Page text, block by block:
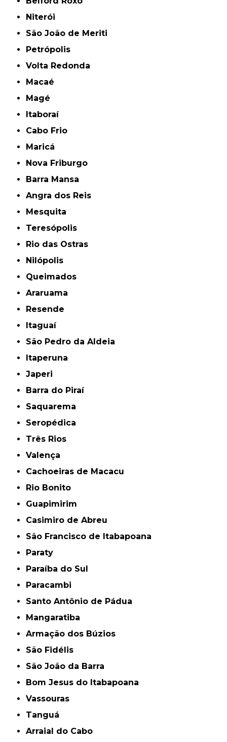
Niterói
São João de Meriti
Petrópolis
Volta Redonda
Macaé
Magé
Itaboraí
Cabo Frio
Maricá
Nova Friburgo
Barra Mansa
Angra dos Reis
Mesquita
Teresópolis
Rio das Ostras
Nilópolis
Queimados
Araruama
Resende
Itaguaí
São Pedro da Aldeia
Itaperuna
Japeri
Barra do Piraí
Saquarema
Seropédica
Três Rios
Valença
Cachoeiras de Macacu
Rio Bonito
Guapimirim
Casimiro de Abreu
São Francisco de Itabapoana
Paraty
Paraíba do Sul
Paracambi
Santo Antônio de Pádua
Mangaratiba
Armação dos Búzios
São Fidélis
São João da Barra
Bom Jesus do Itabapoana
Vassouras
Tanguá
Arraial do Cabo